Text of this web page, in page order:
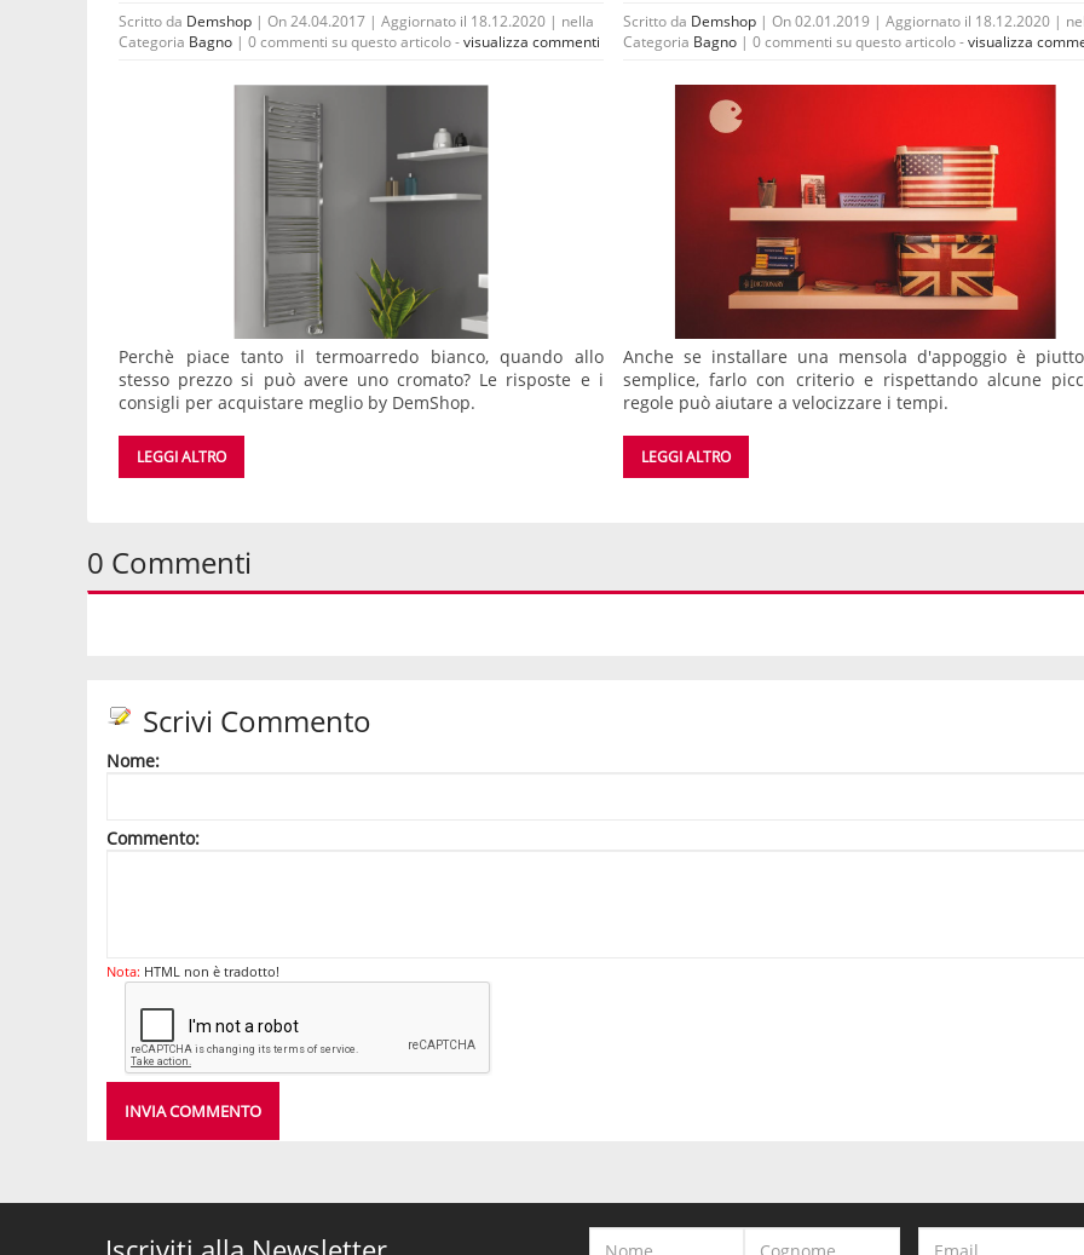
Scritto da Demshop | On 24.04.2017 | Aggiornato il 18.12.2020 | nella
Categoria Bagno | 0 commenti su questo articolo -visualizza commenti
Perchè piace tanto il termoarredo bianco, quando allo
stesso prezzo si può avere uno cromato? Le risposte e i
consigli per acquistare meglio by DemShop.
LEGGI ALTRO
Scritto da Demshop | On 02.01.2019 | Aggiornato il 18.12.2020 |
Categoria Bagno |0 commenti su questo articolo -visualizza
Anche se installare una mensola d'appoggio è
semplice, farlo con criterio e rispettando alcune
regole può aiutare a velocizzare i tempi.
LEGGI ALTRO
0 Commenti
Scrivi Commento
Nome:
Commento:
Nota: HTML non è tradotto!
INVIA COMMENTO